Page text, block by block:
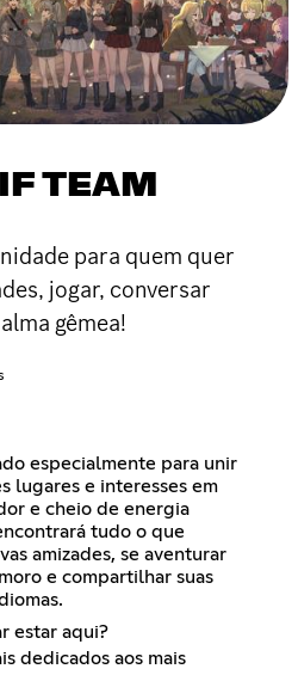
TEAM
para quem quer
jogar, conversar
gêmea!
especialmente para unir
lugares e interesses em
e cheio de energia
tudo o que
amizades, se aventurar
e compartilhar suas
estar aqui?
dedicados aos mais